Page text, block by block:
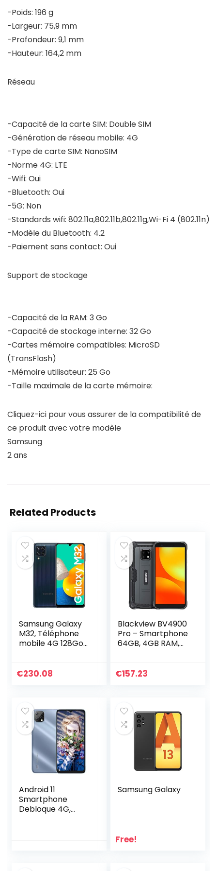
-Poids: 196 g
-Largeur: 75,9 mm
-Profondeur: 9,1 mm
-Hauteur: 164,2 mm
Réseau
-Capacité de la carte SIM: Double SIM
-Génération de réseau mobile: 4G
-Type de carte SIM: NanoSIM
-Norme 4G: LTE
-Wifi: Oui
-Bluetooth: Oui
-5G: Non
-Standards wifi: 802.11a,802.11b,802.11g,Wi-Fi 4 (802.11n)
-Modèle du Bluetooth: 4.2
-Paiement sans contact: Oui
Support de stockage
-Capacité de la RAM: 3 Go
-Capacité de stockage interne: 32 Go
-Cartes mémoire compatibles: MicroSD
(TransFlash)
-Mémoire utilisateur: 25 Go
-Taille maximale de la carte mémoire:
Cliquez-ici pour vous assurer de la compatibilité de
ce produit avec votre modèle
Samsung
2 ans
Related Products
Samsung Galaxy
M32, Téléphone
mobile 4G 128Go
smartphone
€230.08
Blackview BV4900
Pro – Smartphone
64GB, 4GB RAM,
€157.23
Android 11
Smartphone
Debloque 4G,
Samsung Galaxy
Free!